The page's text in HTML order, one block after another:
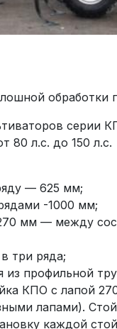
обработки
серии
80 л.с. до 150 л.с.
— 625 мм;
-1000 мм;
мм — между
три ряда;
из профильной
КПО с лапой
лапами).
каждой